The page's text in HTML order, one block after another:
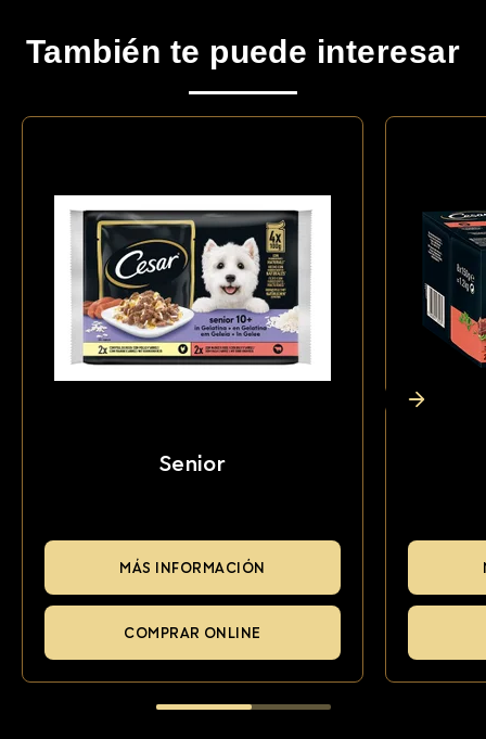
También te puede interesar
Senior
MÁS INFORMACIÓN
COMPRAR ONLINE